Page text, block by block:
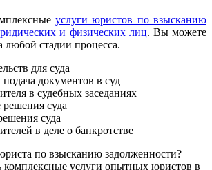
услуги юристов по взысканию
и физических лиц. Вы можете
любой стадии процесса.
для суда
документов в суд
в судебных заседаниях
суда
суда
в деле о банкротстве
по взысканию задолженности?
комплексные услуги опытных юристов в